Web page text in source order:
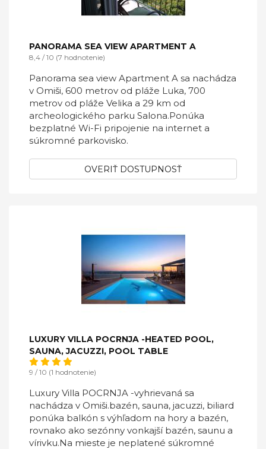
PANORAMA SEA VIEW APARTMENT A
8,4 / 10 (7 hodnotenie)
Panorama sea view Apartment A sa nachádza
v Omiši, 600 metrov od pláže Luka, 700
metrov od pláže Velika a 29 km od
archeologického parku Salona.Ponúka
bezplatné Wi-Fi pripojenie na internet a
súkromné ​​parkovisko.
OVERIŤ DOSTUPNOSŤ
LUXURY VILLA POCRNJA -HEATED POOL,
SAUNA, JACUZZI, POOL TABLE
9 / 10 (1 hodnotenie)
Luxury Villa POCRNJA -vyhrievaná sa
nachádza v Omiši.bazén, sauna, jacuzzi, biliard
ponúka balkón s výhľadom na hory a bazén,
rovnako ako sezónny vonkajší bazén, saunu a
vírivku.Na mieste je neplatené súkromné ​​